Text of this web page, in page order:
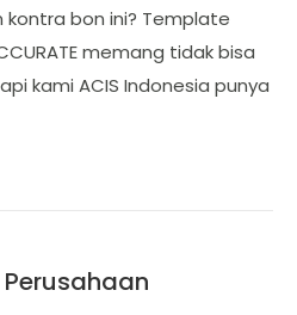
bon ini? Template
memang tidak bisa
kami ACIS Indonesia punya